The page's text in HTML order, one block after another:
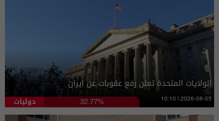
الولايات المتحدة تعلن رفع عقوبات عن ايران
دوليات 32.77% 10:10 | 2026-08-05